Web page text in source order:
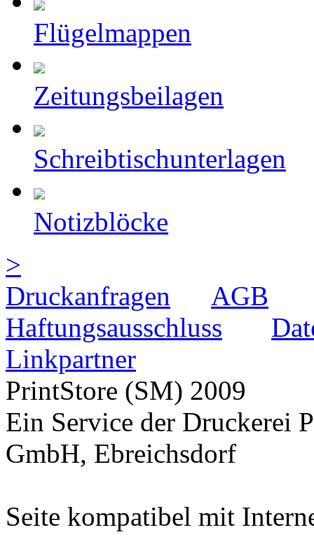
Flügelmappen
Zeitungsbeilagen
Schreibtischunterlagen
Notizblöcke
>
Druckanfragen
AGB
Haftungsausschluss
Linkpartner
PrintStore (SM) 2009
Ein Service der Druckerei
GmbH, Ebreichsdorf
Seite kompatibel mit